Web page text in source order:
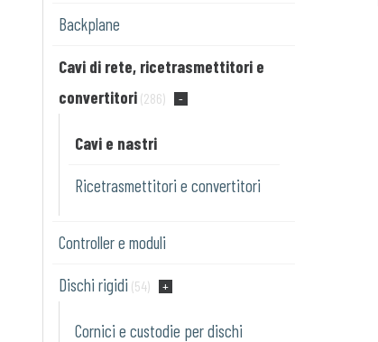
Backplane
Cavi di rete, ricetrasmettitori e
convertitori (286)
Cavi e nastri
Ricetrasmettitori e convertitori
Controller e moduli
Dischi rigidi (54)
Cornici e custodie per dischi